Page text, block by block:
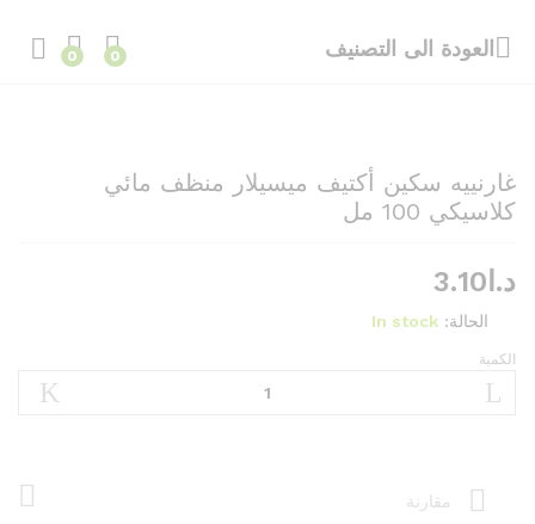
العودة الى التصنيف 0
0
غارنييه سكين أكتيف ميسيلار منظف مائي
كلاسيكي 100 مل
د.ا 3.10
الحالة: In stock
غارنييه
سكين
الكمية
مقارنة